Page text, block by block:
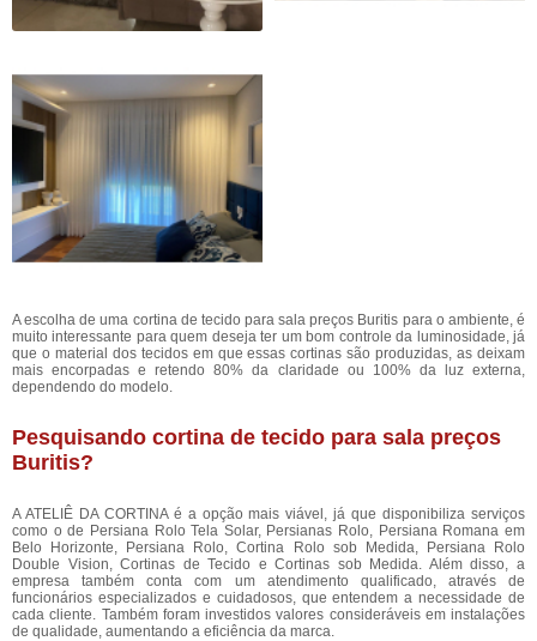
A escolha de uma cortina de tecido para sala preços Buritis para o ambiente, é
muito interessante para quem deseja ter um bom controle da luminosidade, já
que o material dos tecidos em que essas cortinas são produzidas, as deixam
mais encorpadas e retendo 80% da claridade ou 100% da luz externa,
dependendo do modelo.
Pesquisando cortina de tecido para sala preços
Buritis?
A ATELIÊ DA CORTINA é a opção mais viável, já que disponibiliza serviços
como o de Persiana Rolo Tela Solar, Persianas Rolo, Persiana Romana em
Belo Horizonte, Persiana Rolo, Cortina Rolo sob Medida, Persiana Rolo
Double Vision, Cortinas de Tecido e Cortinas sob Medida. Além disso, a
empresa também conta com um atendimento qualificado, através de
funcionários especializados e cuidadosos, que entendem a necessidade de
cada cliente. Também foram investidos valores consideráveis em instalações
de qualidade, aumentando a eficiência da marca.